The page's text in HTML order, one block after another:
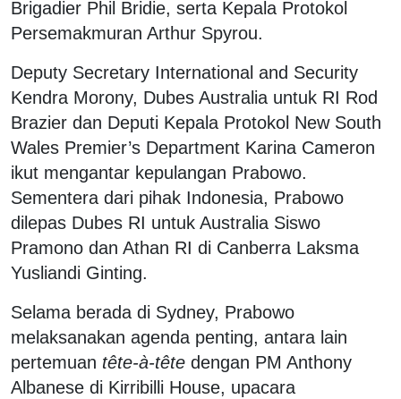
Brigadier Phil Bridie, serta Kepala Protokol
Persemakmuran Arthur Spyrou.
Deputy Secretary International and Security
Kendra Morony, Dubes Australia untuk RI Rod
Brazier dan Deputi Kepala Protokol New South
Wales Premier’s Department Karina Cameron
ikut mengantar kepulangan Prabowo.
Sementera dari pihak Indonesia, Prabowo
dilepas Dubes RI untuk Australia Siswo
Pramono dan Athan RI di Canberra Laksma
Yusliandi Ginting.
Selama berada di Sydney, Prabowo
melaksanakan agenda penting, antara lain
pertemuan tête-à-tête dengan PM Anthony
Albanese di Kirribilli House, upacara